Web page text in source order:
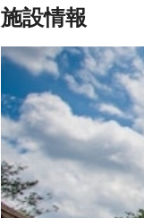
施設情報